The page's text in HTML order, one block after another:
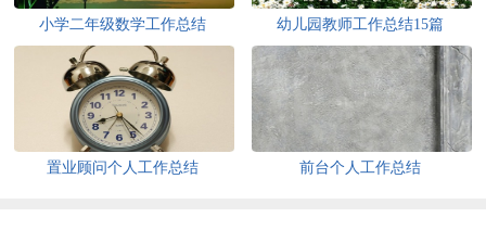
小学二年级数学工作总结 幼儿园教师工作总结15篇
置业顾问个人工作总结 前台个人工作总结